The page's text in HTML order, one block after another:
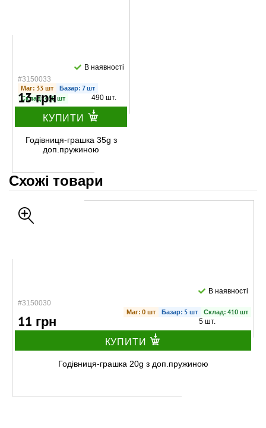
#3150033
В наявності
Маг: 33 шт
Базар: 7 шт
Склад: 450 шт
13 грн 490 шт.
КУПИТИ
Годівниця-грашка 35g з
доп.пружиною
Схожі товари
#3150030
В наявності
Маг: 0 шт Базар: 5 шт Склад: 410 шт
11 грн 5 шт.
КУПИТИ
Годівниця-грашка 20g з доп.пружиною